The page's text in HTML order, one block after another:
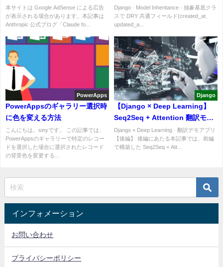
入｜MCP 20コネクタ＋12プラグ
インで Word・Outlook から契
約・訴訟まで【2026年5月】
本サイトは Google AdSense による広告
が表示される場合があります。本記事は
Anthropic 公式ブログ「Claude fo...
ルドを DRY 化｜モデル継承の実
装パターン
Django · Model Inheritance · 抽象基底クラ
スで DRY 共通フィールド(created_at、
updated_a...
PowerApps
PowerAppsのギャラリー選択時
に色を変える方法
こんにちは。sinyです。 この記事では、
PowerAppsのギャラリーで特定のレコー
ドを選択した場合に選択されたレコード
の背景色を変更する...
Django
【Django × Deep Learning】
Seq2Seq + Attention 翻訳モデ
ルを Django で Web アプリ化
【後編】
Django × Deep Learning · 翻訳デモアプリ
【後編】 後編にあたる本記事では、前編
で構築した Seq2Seq + Att...
インフォメーション
お問い合わせ
プライバシーポリシー